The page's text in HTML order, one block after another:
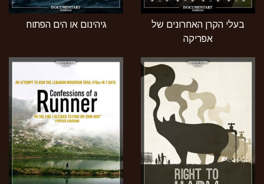
בעלי הקרן האחרונים של
אפריקה
גיהינום או הים הפתוח